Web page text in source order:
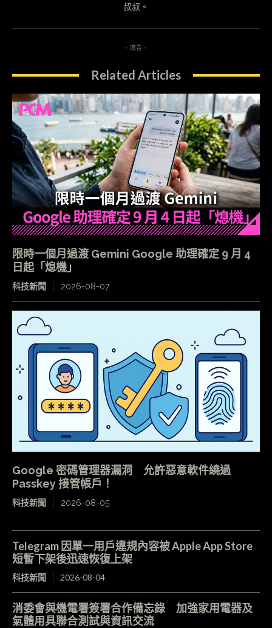
叔叔。
- 廣告 -
Related Articles
限時一個月過渡 Gemini Google 助理確定 9 月 4
日起「熄機」
科技新聞 2026-08-07
Google 密碼管理器漏洞 允許惡意軟件繞過
Passkey 接管帳戶！
科技新聞 2026-08-05
Telegram 因單一用戶違規內容被 Apple App Store
短暫下架後迅速恢復上架
科技新聞 2026-08-04
消委會與機電署簽署合作備忘錄 加強家用電器及
氣體用具聯合測試與資訊交流